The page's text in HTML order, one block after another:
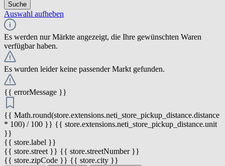
Suche
Auswahl aufheben
Es werden nur Märkte angezeigt, die Ihre gewünschten Waren
verfügbar haben.
Es wurden leider keine passender Markt gefunden.
{{ errorMessage }}
{{ Math.round(store.extensions.neti_store_pickup_distance.distance
* 100) / 100 }} {{ store.extensions.neti_store_pickup_distance.unit
}}
{{ store.label }}
{{ store.street }} {{ store.streetNumber }}
{{ store.zipCode }} {{ store.city }}